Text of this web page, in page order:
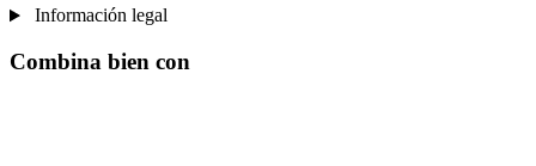
Información legal
Combina bien con